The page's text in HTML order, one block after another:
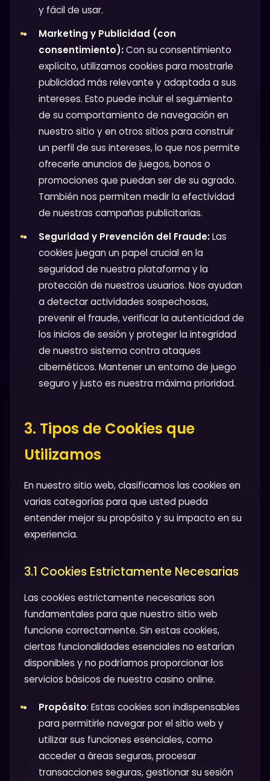
y fácil de usar.
Marketing y Publicidad (con
consentimiento):Con su consentimiento
explícito, utilizamos cookies para mostrarle
publicidad más relevante y adaptada a sus
intereses. Esto puede incluir el seguimiento
de su comportamiento de navegación en
nuestro sitio y en otros sitios para construir
un perfil de sus intereses, lo que nos permite
ofrecerle anuncios de juegos, bonos o
promociones que puedan ser de su agrado.
También nos permiten medir la efectividad
de nuestras campañas publicitarias.
Seguridad y Prevención del Fraude:Las
cookies juegan un papel crucial en la
seguridad de nuestra plataforma y la
protección de nuestros usuarios. Nos ayudan
a detectar actividades sospechosas,
prevenir el fraude, verificar la autenticidad de
los inicios de sesión y proteger la integridad
de nuestro sistema contra ataques
cibernéticos. Mantener un entorno de juego
seguro y justo es nuestra máxima prioridad.
3. Tipos de Cookies que
Utilizamos
En nuestro sitio web, clasificamos las cookies en
varias categorías para que usted pueda
entender mejor su propósito y su impacto en su
experiencia.
3.1 Cookies Estrictamente Necesarias
Las cookies estrictamente necesarias son
fundamentales para que nuestro sitio web
funcione correctamente. Sin estas cookies,
ciertas funcionalidades esenciales no estarían
disponibles y no podríamos proporcionar los
servicios básicos de nuestro casino online.
Propósito: Estas cookies son indispensables
para permitirle navegar por el sitio web y
utilizar sus funciones esenciales, como
acceder a áreas seguras, procesar
transacciones seguras, gestionar su sesión